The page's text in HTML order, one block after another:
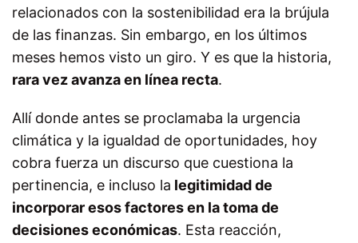
relacionados con la sostenibilidad era la brújula
de las finanzas. Sin embargo, en los últimos
meses hemos visto un giro. Y es que la historia,
rara vez avanza en línea recta.
Allí donde antes se proclamaba la urgencia
climática y la igualdad de oportunidades, hoy
cobra fuerza un discurso que cuestiona la
pertinencia, e incluso la legitimidad de
incorporar esos factores en la toma de
decisiones económicas. Esta reacción,